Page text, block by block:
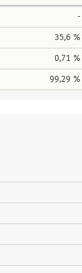
-
35,6 %
0,71 %
99,29 %